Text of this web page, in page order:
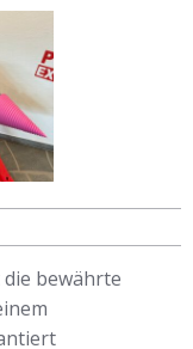
bewährte